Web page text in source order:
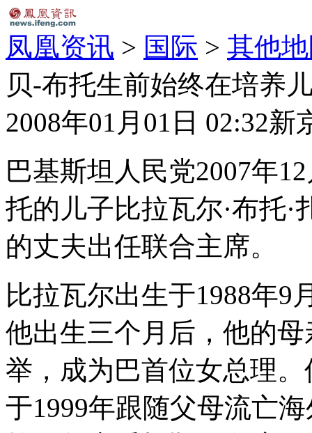
凤凰资讯 > 国际 > 其他
贝-布托生前始终在培养
2008年01月01日 02:32新
巴基斯坦人民党2007年
托的儿子比拉瓦尔·布托·
的丈夫出任联合主席。
比拉瓦尔出生于1988年9
他出生三个月后，他的
举，成为巴首位女总理
于1999年跟随父母流亡